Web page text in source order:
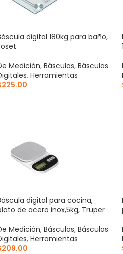
digital 180kg para baño,
Medición, Básculas, Básculas
, Herramientas
225.00
digital para cocina,
de acero inox,5kg, Truper
Medición, Básculas, Básculas
, Herramientas
209.00